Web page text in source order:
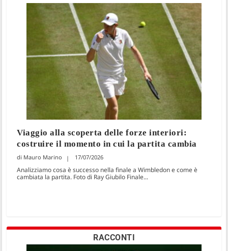
Viaggio alla scoperta delle forze interiori:
costruire il momento in cui la partita cambia
Mauro Marino 17/07/2026
Analizziamo cosa è successo nella finale a Wimbledon e come è
cambiata la partita. Foto di Ray Giubilo Finale...
RACCONTI